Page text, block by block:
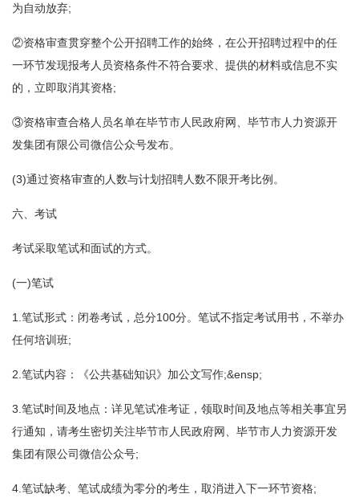
为自动放弃;
②资格审查贯穿整个公开招聘工作的始终，在公开招聘过程中的任
一环节发现报考人员资格条件不符合要求、提供的材料或信息不实
的，立即取消其资格;
③资格审查合格人员名单在毕节市人民政府网、毕节市人力资源开
发集团有限公司微信公众号发布。
(3)通过资格审查的人数与计划招聘人数不限开考比例。
六、考试
考试采取笔试和面试的方式。
(一)笔试
1.笔试形式：闭卷考试，总分100分。笔试不指定考试用书，不举办
任何培训班;
2.笔试内容：《公共基础知识》加公文写作;&ensp;
3.笔试时间及地点：详见笔试准考证，领取时间及地点等相关事宜另
行通知，请考生密切关注毕节市人民政府网、毕节市人力资源开发
集团有限公司微信公众号;
4.笔试缺考、笔试成绩为零分的考生，取消进入下一环节资格;